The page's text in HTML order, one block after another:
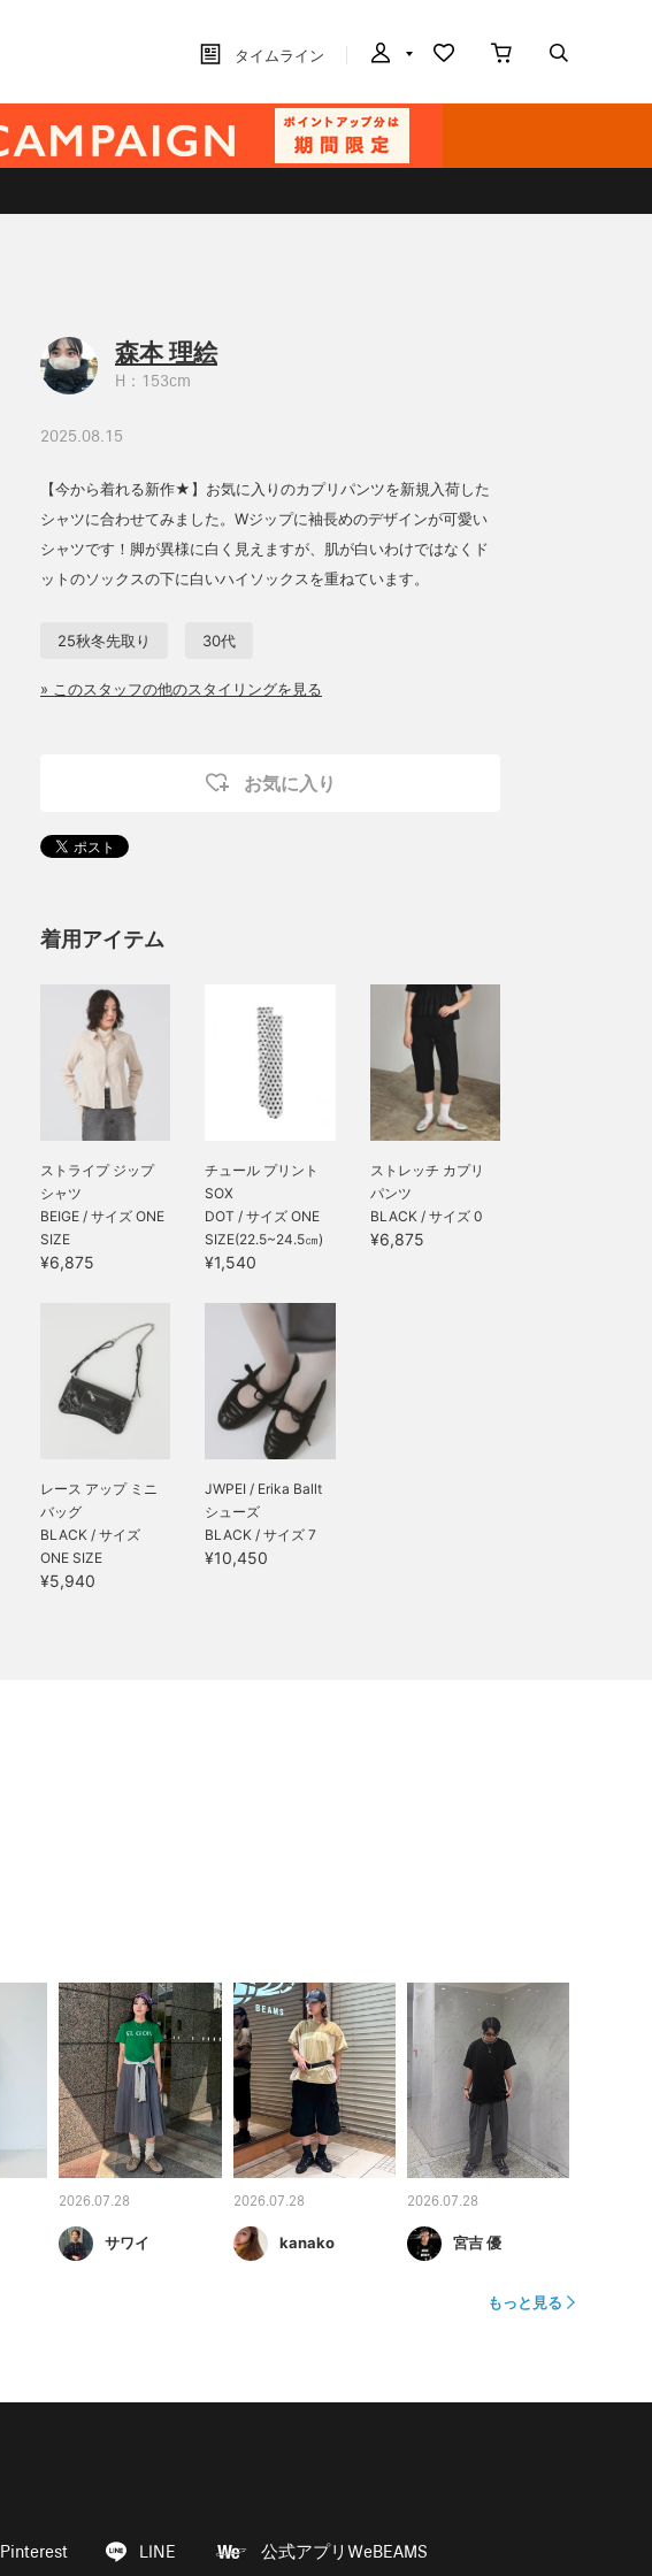
タイムライン
森本 理絵
H：153cm
2025.08.15
【今から着れる新作★】お気に入りのカプリパンツを新規入荷した
シャツに合わせてみました。Wジップに袖長めのデザインが可愛い
シャツです！脚が異様に白く見えますが、肌が白いわけではなくド
ットのソックスの下に白いハイソックスを重ねています。
25秋冬先取り 30代
» このスタッフの他のスタイリングを見る
お気に入り
着用アイテム
ストライプ ジップ
シャツ
BEIGE / サイズ ONE
SIZE
¥6,875
チュール プリント
SOX
DOT / サイズ ONE
SIZE(22.5~24.5㎝)
¥1,540
ストレッチ カプリ
パンツ
BLACK / サイズ 0
¥6,875
レース アップ ミニ
バッグ
BLACK / サイズ
ONE SIZE
¥5,940
JWPEI / Erika Ballt
シューズ
BLACK / サイズ 7
¥10,450
2026.07.28
サワイ
2026.07.28
kanako
2026.07.28
宮吉 優
もっと見る
Pinterest LINE 公式アプリWeBEAMS